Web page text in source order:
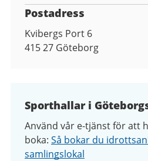
Postadress
Kvibergs Port 6
415 27 Göteborg
Sporthallar i
Använd vår e-tjänst för att
boka: Så bokar du
samlingslokal